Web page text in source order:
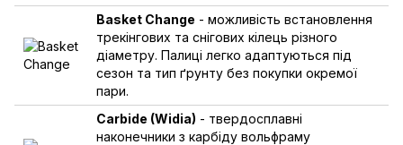
Basket Change - можливість встановлення
трекінгових та снігових кілець різного
діаметру. Палиці легко адаптуються під
сезон та тип ґрунту без покупки окремої
пари.
Carbide (Widia) - твердосплавні
наконечники з карбіду вольфраму